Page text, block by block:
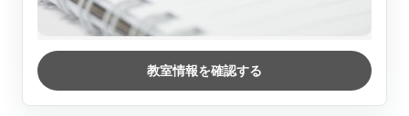
教室情報を確認する